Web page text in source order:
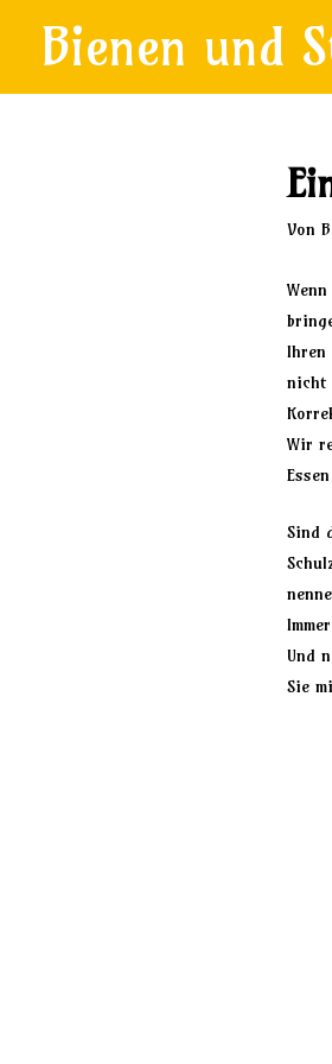
Bienen und
Von
Ihren
nicht
Wir
Sind
Und
Sie